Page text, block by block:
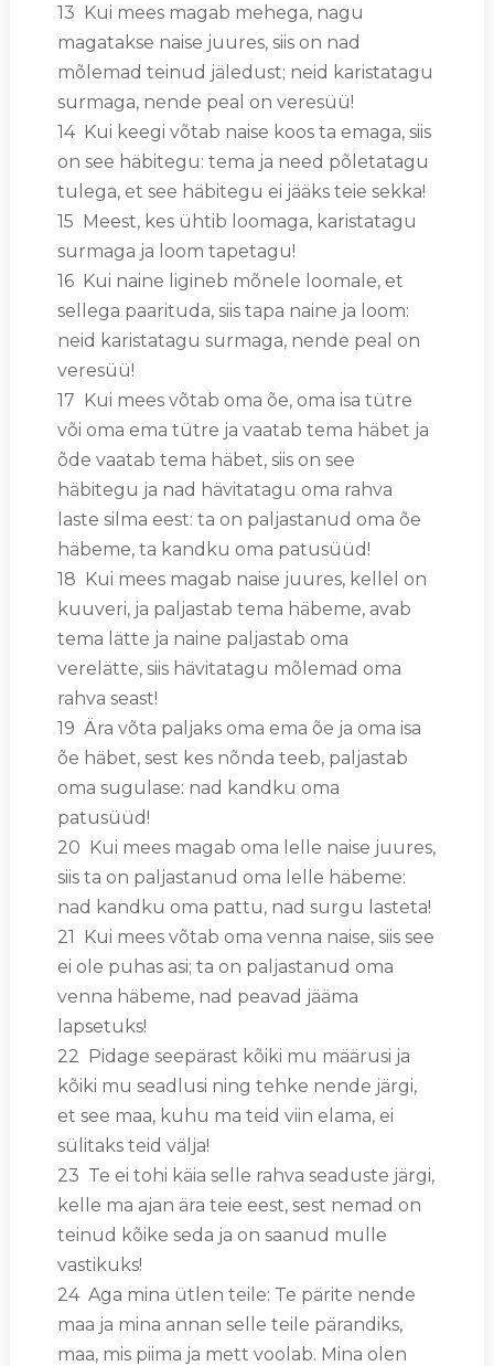
13 Kui mees magab mehega, nagu
magatakse naise juures, siis on nad
mõlemad teinud jäledust; neid karistatagu
surmaga, nende peal on veresüü!
14 Kui keegi võtab naise koos ta emaga, siis
on see häbitegu: tema ja need põletatagu
tulega, et see häbitegu ei jääks teie sekka!
15 Meest, kes ühtib loomaga, karistatagu
surmaga ja loom tapetagu!
16 Kui naine ligineb mõnele loomale, et
sellega paarituda, siis tapa naine ja loom:
neid karistatagu surmaga, nende peal on
veresüü!
17 Kui mees võtab oma õe, oma isa tütre
või oma ema tütre ja vaatab tema häbet ja
õde vaatab tema häbet, siis on see
häbitegu ja nad hävitatagu oma rahva
laste silma eest: ta on paljastanud oma õe
häbeme, ta kandku oma patusüüd!
18 Kui mees magab naise juures, kellel on
kuuveri, ja paljastab tema häbeme, avab
tema lätte ja naine paljastab oma
verelätte, siis hävitatagu mõlemad oma
rahva seast!
19 Ära võta paljaks oma ema õe ja oma isa
õe häbet, sest kes nõnda teeb, paljastab
oma sugulase: nad kandku oma
patusüüd!
20 Kui mees magab oma lelle naise juures,
siis ta on paljastanud oma lelle häbeme:
nad kandku oma pattu, nad surgu lasteta!
21 Kui mees võtab oma venna naise, siis see
ei ole puhas asi; ta on paljastanud oma
venna häbeme, nad peavad jääma
lapsetuks!
22 Pidage seepärast kõiki mu määrusi ja
kõiki mu seadlusi ning tehke nende järgi,
et see maa, kuhu ma teid viin elama, ei
sülitaks teid välja!
23 Te ei tohi käia selle rahva seaduste järgi,
kelle ma ajan ära teie eest, sest nemad on
teinud kõike seda ja on saanud mulle
vastikuks!
24 Aga mina ütlen teile: Te pärite nende
maa ja mina annan selle teile pärandiks,
maa, mis piima ja mett voolab. Mina olen